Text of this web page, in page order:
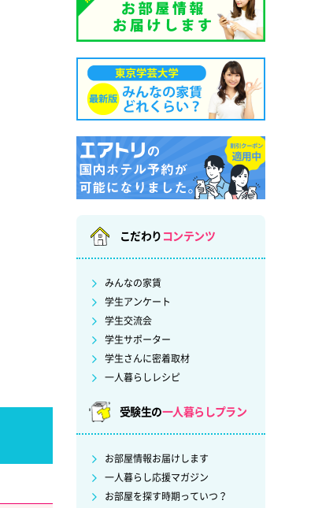
こだわり コンテンツ
みんなの家賃
学生アンケート
学生交流会
学生サポーター
学生さんに密着取材
一人暮らしレシピ
受験生の一人暮らしプラン
お部屋情報お届けします
一人暮らし応援マガジン
お部屋を探す時期っていつ？